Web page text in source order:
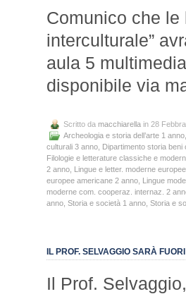
Comunico che le
interculturale”
aula 5
disponibile via
Scritto da macchiarella in 28
Archeologia e storia dell’arte 1 anno
culturali 3 anno Dipartimento storia beni
Filologie e letterature classiche e
2 anno Lingue e letter. moderne
europee americane 2 anno Lingue
moderne com. cooperaz. internaz. 2
anno Storia e società 1 anno Storia e
IL PROF. SELVAGGIO SARÀ
Il Prof.